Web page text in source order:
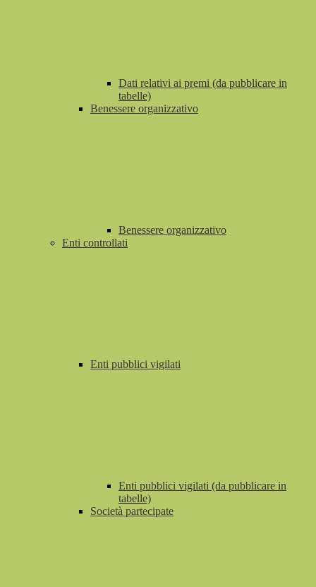
Dati relativi ai premi (da pubblicare in
tabelle)
Benessere organizzativo
Benessere organizzativo
Enti controllati
Enti pubblici vigilati
Enti pubblici vigilati (da pubblicare in
tabelle)
Società partecipate